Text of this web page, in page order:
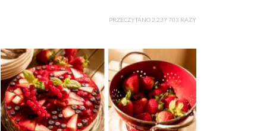
PRZECZYTANO 2 237 703 RAZY